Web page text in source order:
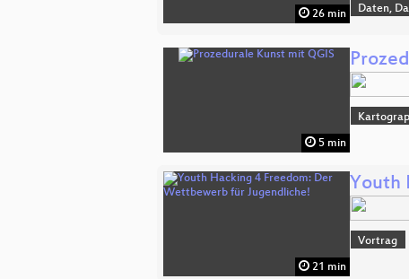
26 min Daten,
5 min
21 min
Youth
Vortrag